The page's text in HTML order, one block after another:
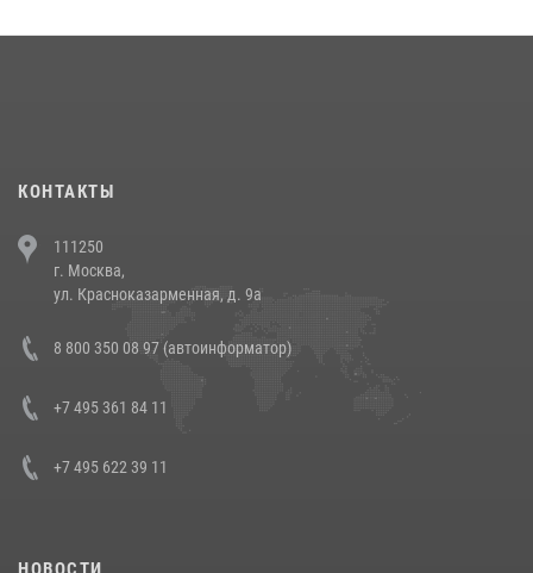
напавших на бригаду скорой помощи (видео)
14 июля 2026, 12:20
В Росгвардии прошла военно-научная конференция по обобщению
боевого опыта
КОНТАКТЫ
111250
г. Москва,
ул. Красноказарменная, д. 9а
8 800 350 08 97 (автоинформатор)
+7 495 361 84 11
+7 495 622 39 11